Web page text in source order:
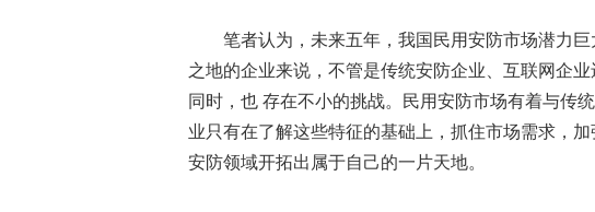
笔者认为，未来五年，我国民用安防市场潜力巨
之地的企业来说，不管是传统安防企业、互联网企
同时，也 存在不小的挑战。民用安防市场有着与传
业只有在了解这些特征的基础上，抓住市场需求，
安防领域开拓出属于自己的一片天地。